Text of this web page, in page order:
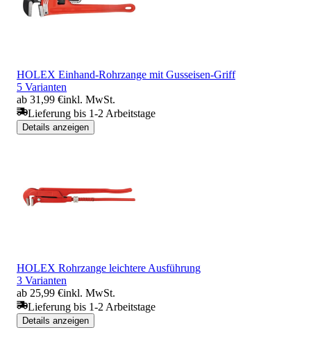
HOLEX Einhand-Rohrzange mit Gusseisen-Griff
5 Varianten
ab 31,99 €inkl. MwSt.
Lieferung bis 1-2 Arbeitstage
Details anzeigen
HOLEX Rohrzange leichtere Ausführung
3 Varianten
ab 25,99 €inkl. MwSt.
Lieferung bis 1-2 Arbeitstage
Details anzeigen